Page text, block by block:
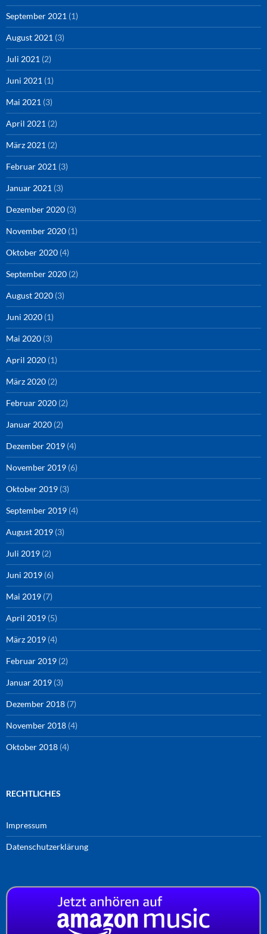
September 2021 (1)
August 2021 (3)
Juli 2021 (2)
Juni 2021 (1)
Mai 2021 (3)
April 2021 (2)
März 2021 (2)
Februar 2021 (3)
Januar 2021 (3)
Dezember 2020 (3)
November 2020 (1)
Oktober 2020 (4)
September 2020 (2)
August 2020 (3)
Juni 2020 (1)
Mai 2020 (3)
April 2020 (1)
März 2020 (2)
Februar 2020 (2)
Januar 2020 (2)
Dezember 2019 (4)
November 2019 (6)
Oktober 2019 (3)
September 2019 (4)
August 2019 (3)
Juli 2019 (2)
Juni 2019 (6)
Mai 2019 (7)
April 2019 (5)
März 2019 (4)
Februar 2019 (2)
Januar 2019 (3)
Dezember 2018 (7)
November 2018 (4)
Oktober 2018 (4)
RECHTLICHES
Impressum
Datenschutzerklärung